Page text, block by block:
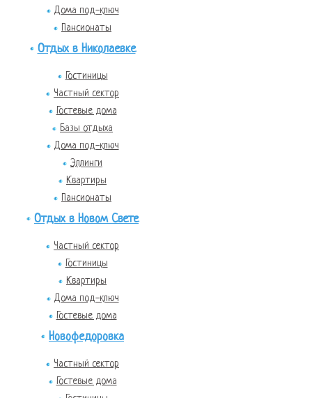
Дома под-ключ
Пансионаты
Отдых в Николаевке
Гостиницы
Частный сектор
Гостевые дома
Базы отдыха
Дома под-ключ
Эллинги
Квартиры
Пансионаты
Отдых в Новом Свете
Частный сектор
Гостиницы
Квартиры
Дома под-ключ
Гостевые дома
Новофедоровка
Частный сектор
Гостевые дома